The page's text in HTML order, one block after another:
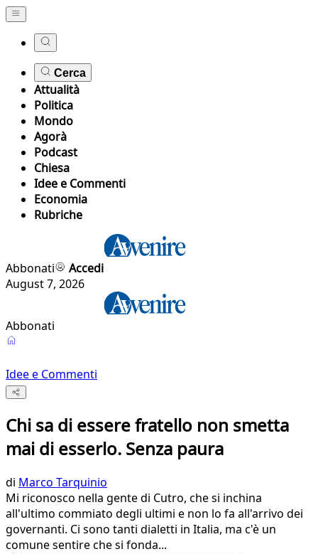
Cerca
Attualità
Politica
Mondo
Agorà
Podcast
Chiesa
Idee e Commenti
Economia
Rubriche
Abbonati
Accedi
August 7, 2026
Abbonati
Idee e Commenti
Chi sa di essere fratello non smetta
mai di esserlo. Senza paura
di Marco Tarquinio
Mi riconosco nella gente di Cutro, che si inchina
all'ultimo commiato degli ultimi e non lo fa all'arrivo dei
governanti. Ci sono tanti dialetti in Italia, ma c'è un
comune sentire che si fonda...